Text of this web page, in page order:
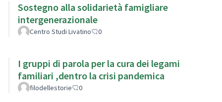
Sostegno alla solidarietà famigliare
intergenerazionale
Centro Studi Livatino 0
I gruppi di parola per la cura dei legami
familiari ,dentro la crisi pandemica
filodellestorie 0